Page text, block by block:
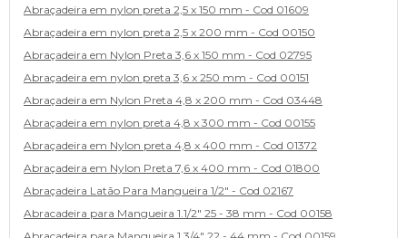
Abraçadeira em nylon preta 2,5 x 150 mm - Cod 01609
Abraçadeira em nylon preta 2,5 x 200 mm - Cod 00150
Abraçadeira em Nylon Preta 3,6 x 150 mm - Cod 02795
Abraçadeira em nylon preta 3,6 x 250 mm - Cod 00151
Abraçadeira em Nylon Preta 4,8 x 200 mm - Cod 03448
Abraçadeira em nylon preta 4,8 x 300 mm - Cod 00155
Abraçadeira em Nylon preta 4,8 x 400 mm - Cod 01372
Abraçadeira em Nylon Preta 7,6 x 400 mm - Cod 01800
Abraçadeira Latão Para Mangueira 1/2" - Cod 02167
Abracadeira para Mangueira 1.1/2" 25 - 38 mm - Cod 00158